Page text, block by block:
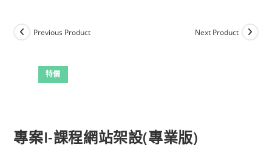
特價
Previous Product Next Product
專案I-課程網站架設(專業版)